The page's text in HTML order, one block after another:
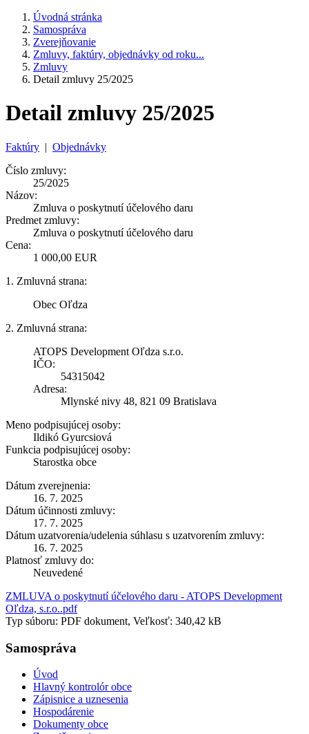
Úvodná stránka
Samospráva
Zverejňovanie
Zmluvy, faktúry, objednávky od roku...
Zmluvy
Detail zmluvy 25/2025
Detail zmluvy 25/2025
Faktúry | Objednávky
Číslo zmluvy:
25/2025
Názov:
Zmluva o poskytnutí účelového daru
Predmet zmluvy:
Zmluva o poskytnutí účelového daru
Cena:
1 000,00 EUR
1. Zmluvná strana:
Obec Oľdza
2. Zmluvná strana:
ATOPS Development Oľdza s.r.o.
IČO:
54315042
Adresa:
Mlynské nivy 48, 821 09 Bratislava
Meno podpisujúcej osoby:
Ildikó Gyurcsiová
Funkcia podpisujúcej osoby:
Starostka obce
Dátum zverejnenia:
16. 7. 2025
Dátum účinnosti zmluvy:
17. 7. 2025
Dátum uzatvorenia/udelenia súhlasu s uzatvorením zmluvy:
16. 7. 2025
Platnosť zmluvy do:
Neuvedené
ZMLUVA o poskytnutí účelového daru - ATOPS Development
Oľdza, s.r.o..pdf
Typ súboru: PDF dokument, Veľkosť: 340,42 kB
Samospráva
Úvod
Hlavný kontrolór obce
Zápisnice a uznesenia
Hospodárenie
Dokumenty obce